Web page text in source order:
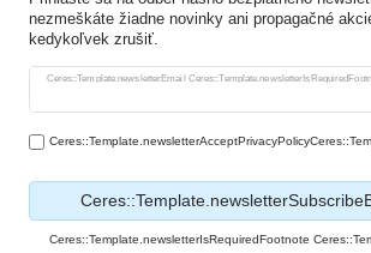
nezmeškáte žiadne novinky ani propagačné
kedykoľvek zrušiť.
Ceres::Template.newsletterEmail
Ceres::Template.newsletterHoneypotLabel
Ceres::Template.newsletterIsRequiredFootnote